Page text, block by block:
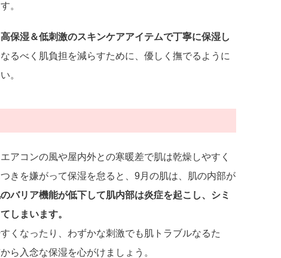
。
保湿＆低刺激のスキンケアアイテムで丁寧に保湿し
るべく肌負担を減らすために、優しく撫でるように
。
アコンの風や屋内外との寒暖差で肌は乾燥しやすく
きを嫌がって保湿を怠ると、9月の肌は、肌の内部が
バリア機能が低下して肌内部は炎症を起こし、シミ
しまいます。
くなったり、わずかな刺激でも肌トラブルなるた
ら入念な保湿を心がけましょう。